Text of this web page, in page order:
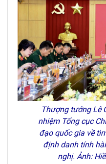
Thượng tướng Lê
nhiệm Tổng cục
đạo quốc gia về
định danh tính
nghị. Ảnh: